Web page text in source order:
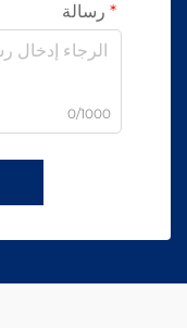
رسالة
0/1000